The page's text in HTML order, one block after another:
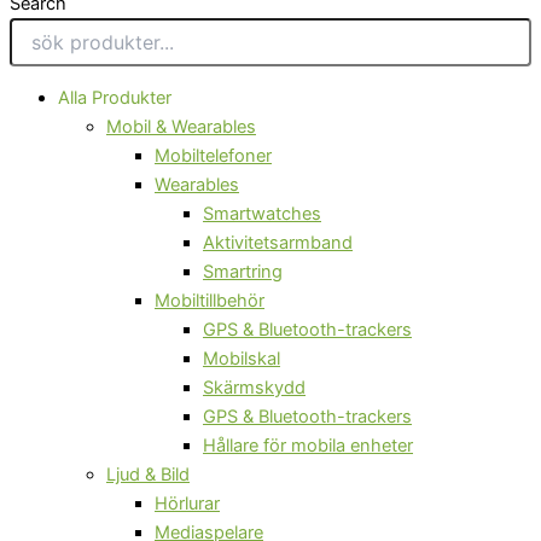
Alla Produkter
Mobil & Wearables
Mobiltelefoner
Wearables
Smartwatches
Aktivitetsarmband
Smartring
Mobiltillbehör
GPS & Bluetooth-trackers
Mobilskal
Skärmskydd
GPS & Bluetooth-trackers
Hållare för mobila enheter
Ljud & Bild
Hörlurar
Mediaspelare